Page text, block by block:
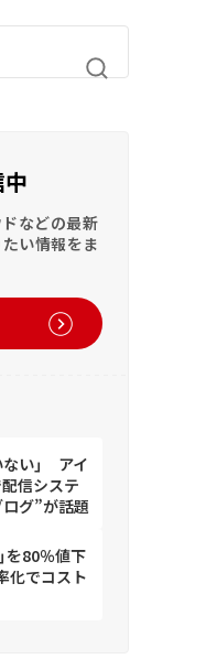
などの最新
い情報をま
ない」 アイ
信システ
グ”が話題
を80％値下
化でコスト